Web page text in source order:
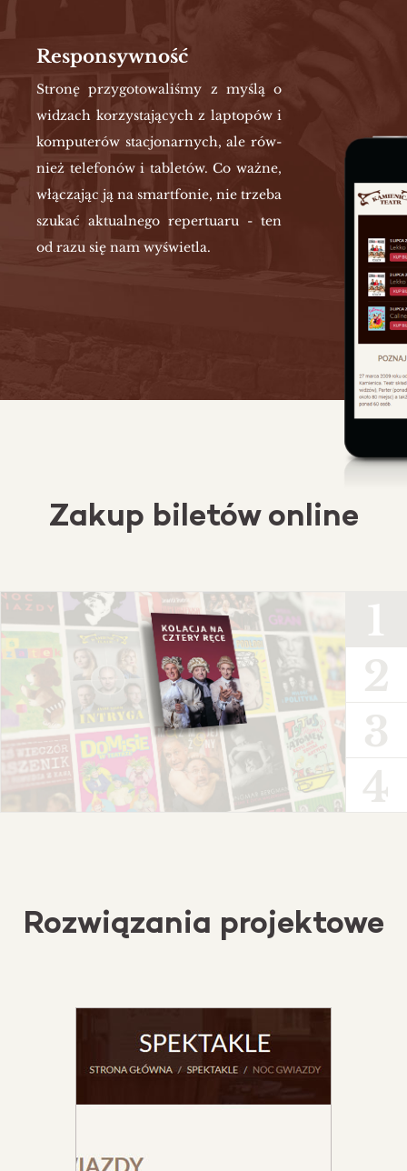
Responsywność
Stro­nę przy­go­to­wa­li­śmy z myślą o
wi­dzach ko­rzy­sta­ją­cych z lap­to­pów i
kom­pu­te­rów sta­cjo­nar­nych, ale rów­
nież te­le­fo­nów i ta­ble­tów. Co ważne,
włą­cza­jąc ją na smart­fo­nie, nie trze­ba
szu­kać ak­tu­al­ne­go re­per­tu­aru - ten
od razu się nam wy­świe­tla.
Zakup biletów online
Rozwiązania projektowe